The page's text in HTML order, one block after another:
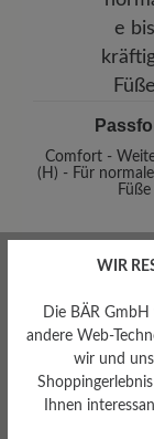
Comfort -
(H) - Für
Füße
WIR
Die BÄR
andere Web-
wir und
Ihnen